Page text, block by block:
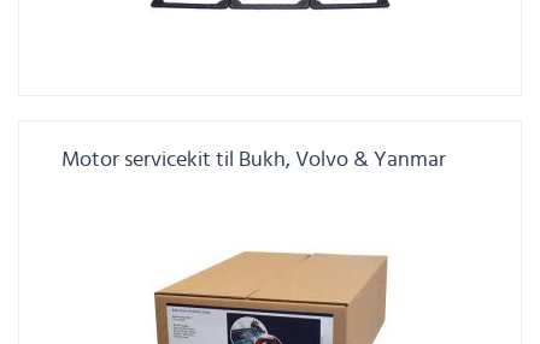
Motor servicekit til Bukh, Volvo & Yanmar